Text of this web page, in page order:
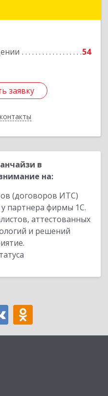
54
заявку
Подробнее
заявку
в
на:
(договоров ИТС)
партнера фирмы 1С.
аттестованных
и решений